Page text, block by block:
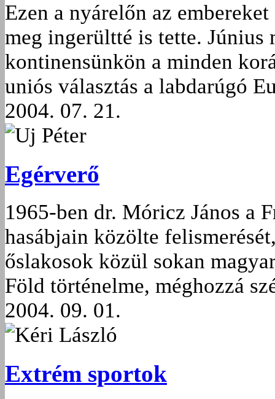
Ezen a nyárelőn az
meg ingerültté is tette. Június
kontinensünkön a minden
uniós választás a labdarúgó
2004. 07. 21.
Uj Péter
Egérverő
1965-ben dr. Móricz János a
hasábjain közölte
őslakosok közül sokan
Föld történelme, méghozzá
2004. 09. 01.
Kéri László
Extrém sportok